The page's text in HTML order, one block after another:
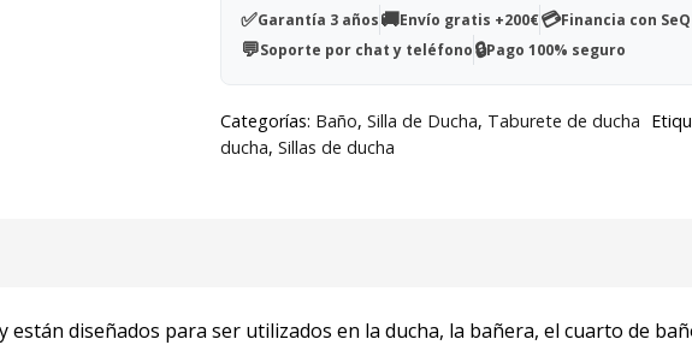
Jinny
cantidad
✅Garantía 3 años🚚Envío gratis +200€💳Financia con
💬Soporte por chat y teléfono🔒Pago 100% seguro
Categorías: Baño, Silla de Ducha, Taburete de ducha
ducha, Sillas de ducha
están diseñados para ser utilizados en la ducha, la bañera, el cuarto de